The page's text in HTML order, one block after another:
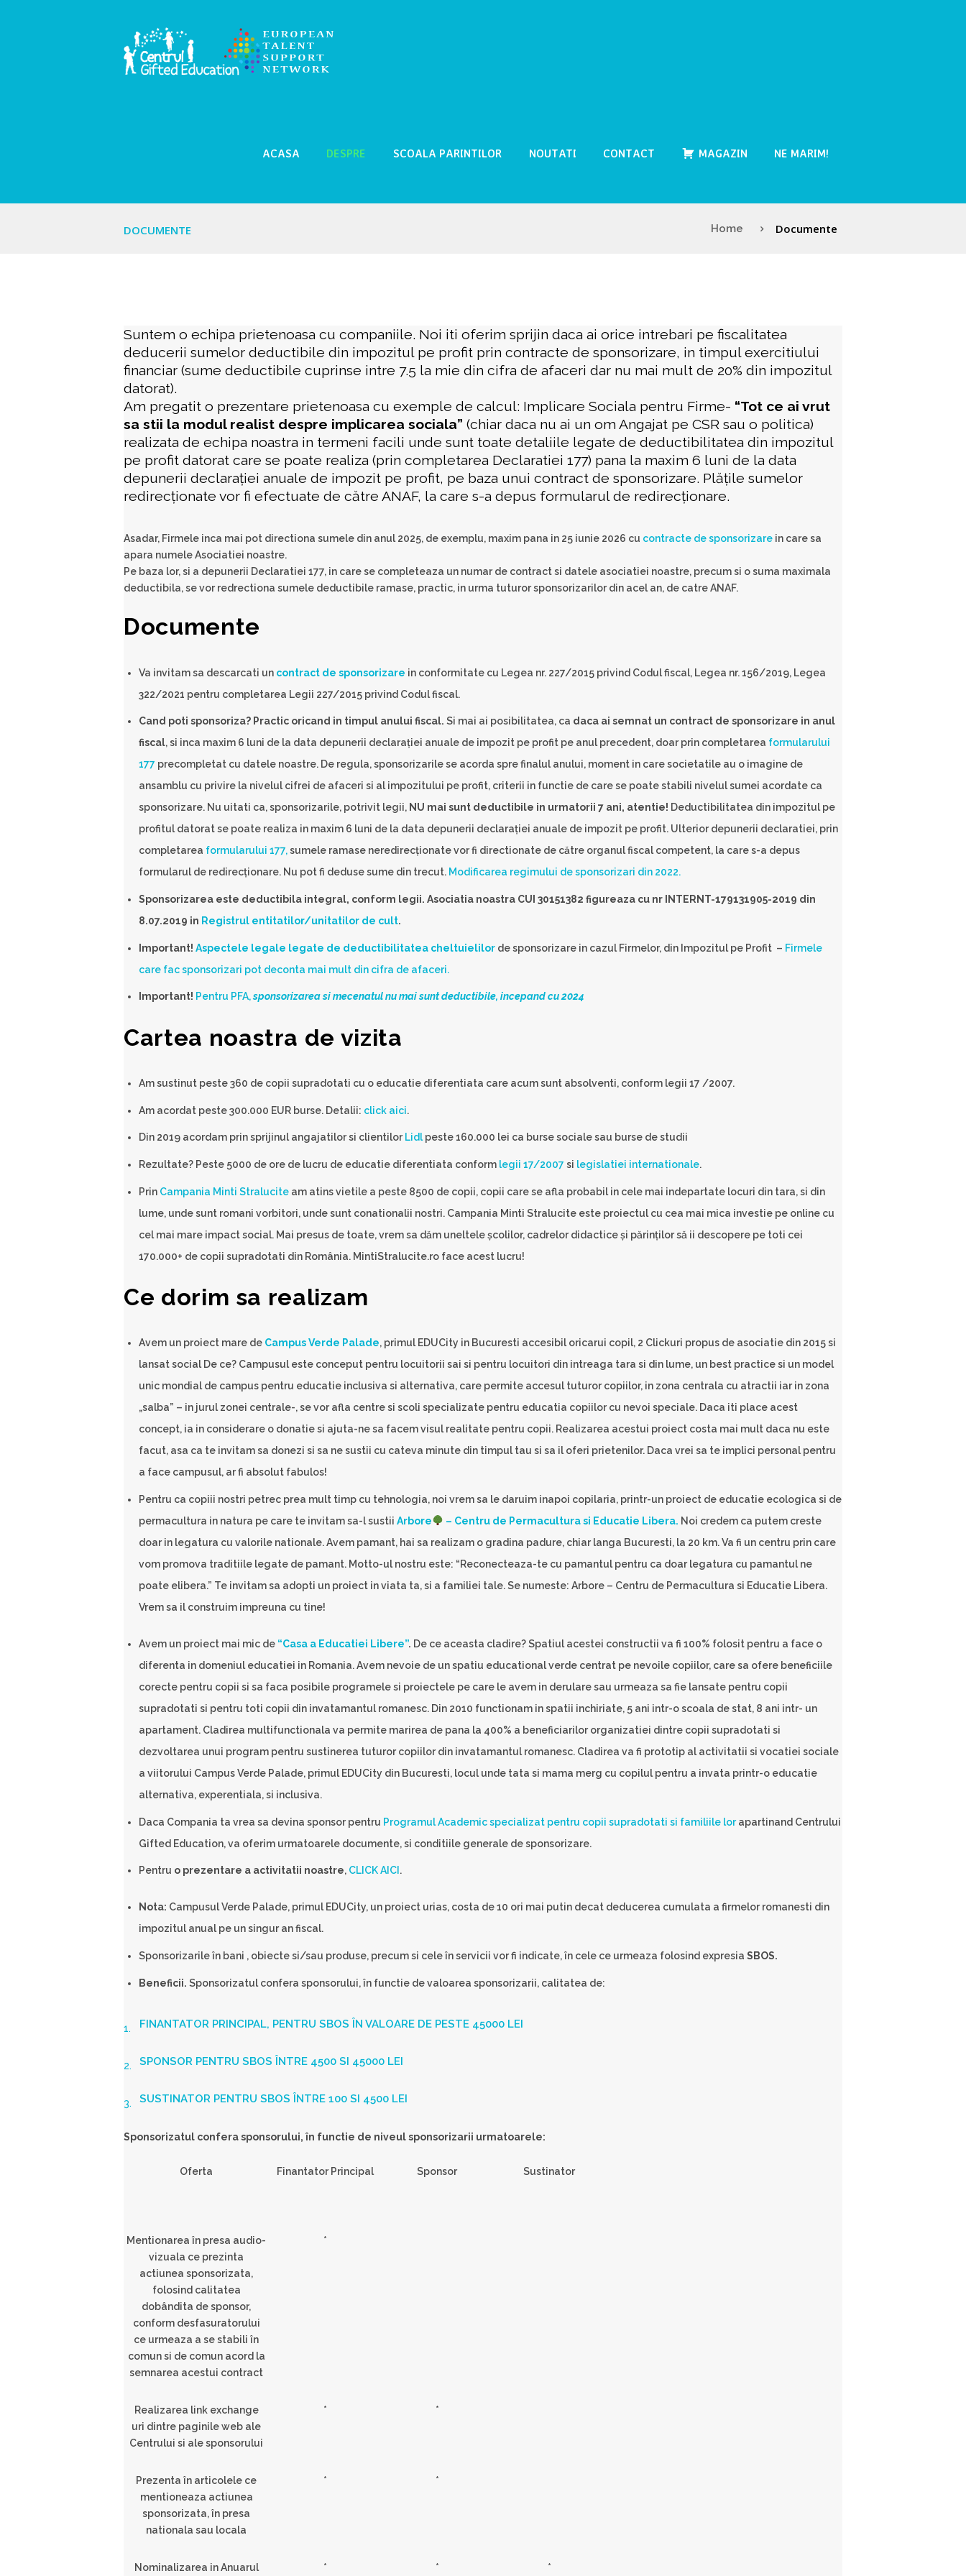
ACASA DESPRE SCOALA PARINTILOR NOUTATI CONTACT MAGAZIN NE MARIM!
DOCUMENTE Home Documente
Suntem o echipa prietenoasa cu companiile. Noi iti oferim sprijin daca ai orice intrebari pe fiscalitatea
deducerii sumelor deductibile din impozitul pe profit prin contracte de sponsorizare, in timpul exercitiului
financiar (sume deductibile cuprinse intre 7.5 la mie din cifra de afaceri dar nu mai mult de 20% din impozitul
datorat).
Am pregatit o prezentare prietenoasa cu exemple de calcul: Implicare Sociala pentru Firme- “Tot ce ai vrut
sa stii la modul realist despre implicarea sociala” (chiar daca nu ai un om Angajat pe CSR sau o politica)
realizata de echipa noastra in termeni facili unde sunt toate detaliile legate de deductibilitatea din impozitul
pe profit datorat care se poate realiza (prin completarea Declaratiei 177) pana la maxim 6 luni de la data
depunerii declarației anuale de impozit pe profit, pe baza unui contract de sponsorizare. Plățile sumelor
redirecționate vor fi efectuate de către ANAF, la care s-a depus formularul de redirecționare.
Asadar, Firmele inca mai pot directiona sumele din anul 2025, de exemplu, maxim pana in 25 iunie 2026 cu contracte de sponsorizare in care sa
apara numele Asociatiei noastre.
Pe baza lor, si a depunerii Declaratiei 177, in care se completeaza un numar de contract si datele asociatiei noastre, precum si o suma maximala
deductibila, se vor redrectiona sumele deductibile ramase, practic, in urma tuturor sponsorizarilor din acel an, de catre ANAF.
Documente
Va invitam sa descarcati un contract de sponsorizare in conformitate cu Legea nr. 227/2015 privind Codul fiscal, Legea nr. 156/2019, Legea
322/2021 pentru completarea Legii 227/2015 privind Codul fiscal.
Cand poti sponsoriza? Practic oricand in timpul anului fiscal. Si mai ai posibilitatea, ca daca ai semnat un contract de sponsorizare in anul
fiscal, si inca maxim 6 luni de la data depunerii declarației anuale de impozit pe profit pe anul precedent, doar prin completarea formularului
177 precompletat cu datele noastre. De regula, sponsorizarile se acorda spre finalul anului, moment in care societatile au o imagine de
ansamblu cu privire la nivelul cifrei de afaceri si al impozitului pe profit, criterii in functie de care se poate stabili nivelul sumei acordate ca
sponsorizare. Nu uitati ca, sponsorizarile, potrivit legii, NU mai sunt deductibile in urmatorii 7 ani, atentie! Deductibilitatea din impozitul pe
profitul datorat se poate realiza in maxim 6 luni de la data depunerii declarației anuale de impozit pe profit. Ulterior depunerii declaratiei, prin
completarea formularului 177,sumele ramase neredirecționate vor fi directionate de către organul fiscal competent, la care s-a depus
formularul de redirecționare. Nu pot fi deduse sume din trecut. Modificarea regimului de sponsorizari din 2022.
Sponsorizarea este deductibila integral, conform legii. Asociatia noastra CUI 30151382 figureaza cu nr INTERNT-179131905-2019 din
8.07.2019 in Registrul entitatilor/unitatilor de cult.
Important! Aspectele legale legate de deductibilitatea cheltuielilor de sponsorizare in cazul Firmelor, din Impozitul pe Profit – Firmele
care fac sponsorizari pot deconta mai mult din cifra de afaceri.
Important! Pentru PFA,sponsorizarea si mecenatul nu mai sunt deductibile, incepand cu 2024
Cartea noastra de vizita
Am sustinut peste 360 de copii supradotati cu o educatie diferentiata care acum sunt absolventi, conform legii 17 /2007.
Am acordat peste 300.000 EUR burse. Detalii: click aici.
Din 2019 acordam prin sprijinul angajatilor si clientilor Lidlpeste 160.000 lei ca burse sociale sau burse de studii
Rezultate? Peste 5000 de ore de lucru de educatie diferentiata conform legii 17/2007 si legislatiei internationale.
Prin Campania Minti Stralucite am atins vietile a peste 8500 de copii, copii care se afla probabil in cele mai indepartate locuri din tara, si din
lume, unde sunt romani vorbitori, unde sunt conationalii nostri. Campania Minti Stralucite este proiectul cu cea mai mica investie pe online cu
cel mai mare impact social. Mai presus de toate, vrem sa dăm uneltele școlilor, cadrelor didactice și părinților să ii descopere pe toti cei
170.000+ de copii supradotati din România. MintiStralucite.ro face acest lucru!
Ce dorim sa realizam
Avem un proiect mare de Campus Verde Palade, primul EDUCity in Bucuresti accesibil oricarui copil, 2 Clickuri propus de asociatie din 2015 si
lansat social De ce? Campusul este conceput pentru locuitorii sai si pentru locuitori din intreaga tara si din lume, un best practice si un model
unic mondial de campus pentru educatie inclusiva si alternativa, care permite accesul tuturor copiilor, in zona centrala cu atractii iar in zona
„salba” – in jurul zonei centrale-, se vor afla centre si scoli specializate pentru educatia copiilor cu nevoi speciale. Daca iti place acest
concept, ia in considerare o donatie si ajuta-ne sa facem visul realitate pentru copii. Realizarea acestui proiect costa mai mult daca nu este
facut, asa ca te invitam sa donezi si sa ne sustii cu cateva minute din timpul tau si sa il oferi prietenilor. Daca vrei sa te implici personal pentru
a face campusul, ar fi absolut fabulos!
Pentru ca copiii nostri petrec prea mult timp cu tehnologia, noi vrem sa le daruim inapoi copilaria, printr-un proiect de educatie ecologica si de
permacultura in natura pe care te invitam sa-l sustii Arbore – Centru de Permacultura si Educatie Libera. Noi credem ca putem creste
doar in legatura cu valorile nationale. Avem pamant, hai sa realizam o gradina padure, chiar langa Bucuresti, la 20 km. Va fi un centru prin care
vom promova traditiile legate de pamant. Motto-ul nostru este: “Reconecteaza-te cu pamantul pentru ca doar legatura cu pamantul ne
poate elibera.” Te invitam sa adopti un proiect in viata ta, si a familiei tale. Se numeste: Arbore – Centru de Permacultura si Educatie Libera.
Vrem sa il construim impreuna cu tine!
Avem un proiect mai mic de “Casa a Educatiei Libere”. De ce aceasta cladire? Spatiul acestei constructii va fi 100% folosit pentru a face o
diferenta in domeniul educatiei in Romania. Avem nevoie de un spatiu educational verde centrat pe nevoile copiilor, care sa ofere beneficiile
corecte pentru copii si sa faca posibile programele si proiectele pe care le avem in derulare sau urmeaza sa fie lansate pentru copii
supradotati si pentru toti copii din invatamantul romanesc. Din 2010 functionam in spatii inchiriate, 5 ani intr-o scoala de stat, 8 ani intr- un
apartament. Cladirea multifunctionala va permite marirea de pana la 400% a beneficiarilor organizatiei dintre copii supradotati si
dezvoltarea unui program pentru sustinerea tuturor copiilor din invatamantul romanesc. Cladirea va fi prototip al activitatii si vocatiei sociale
a viitorului Campus Verde Palade, primul EDUCity din Bucuresti, locul unde tata si mama merg cu copilul pentru a invata printr-o educatie
alternativa, experentiala, si inclusiva.
Daca Compania ta vrea sa devina sponsor pentru Programul Academic specializat pentru copii supradotati si familiile lorapartinand Centrului
Gifted Education, va oferim urmatoarele documente, si conditiile generale de sponsorizare.
Pentru o prezentare a activitatii noastre, CLICK AICI .
Nota: Campusul Verde Palade, primul EDUCity, un proiect urias, costa de 10 ori mai putin decat deducerea cumulata a firmelor romanesti din
impozitul anual pe un singur an fiscal.
Sponsorizarile în bani , obiecte si/sau produse, precum si cele în servicii vor fi indicate, în cele ce urmeaza folosind expresia SBOS.
Beneficii. Sponsorizatul confera sponsorului, în functie de valoarea sponsorizarii, calitatea de:
FINANTATOR PRINCIPAL, PENTRU SBOS ÎN VALOARE DE PESTE 45000 LEI
SPONSOR PENTRU SBOS ÎNTRE 4500 SI 45000 LEI
SUSTINATOR PENTRU SBOS ÎNTRE 100 SI 4500 LEI
Sponsorizatul confera sponsorului, în functie de niveul sponsorizarii urmatoarele:
Oferta Finantator Principal Sponsor Sustinator
Mentionarea în presa audio-
vizuala ce prezinta
actiunea sponsorizata,
folosind calitatea
dobândita de sponsor,
conform desfasuratorului
ce urmeaza a se stabili în
comun si de comun acord la
semnarea acestui contract
*
Realizarea link exchange
uri dintre paginile web ale
Centrului si ale sponsorului
* *
Prezenta în articolele ce
mentioneaza actiunea
sponsorizata, în presa
nationala sau locala
* *
Nominalizarea in Anuarul * * *